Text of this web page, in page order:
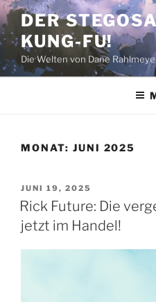
Zum
Inhalt
springen
DER
KUNG-FU!
Die Welten von Dane
MONAT: JUNI 2025
VERÖFFENTLICHT
AM
JUNI 19, 2025
Rick Future: Die
jetzt im Handel!